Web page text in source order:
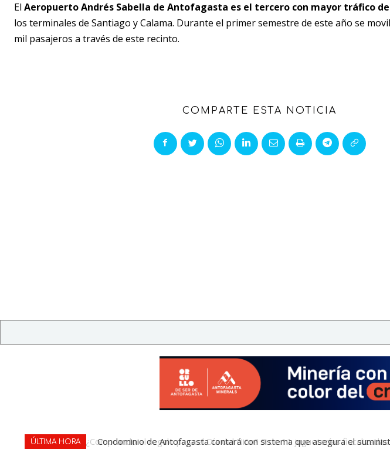
El Aeropuerto Andrés Sabella de Antofagasta es el tercero con mayor tráfico
los terminales de Santiago y Calama. Durante el primer semestre de este año se
mil pasajeros a través de este recinto.
COMPARTE ESTA NOTICIA